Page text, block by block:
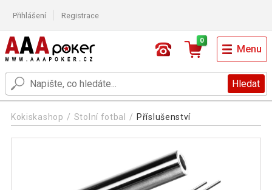
Přihlášení Registrace
Hledat
0
Menu
Kokiskashop Stolní fotbal Příslušenství